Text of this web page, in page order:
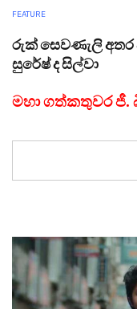
FEATURE
රුක් සෙවණැලි අතර
සුරේෂ් ද සිල්වා
මහා ගත්කතුවර